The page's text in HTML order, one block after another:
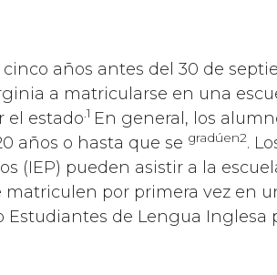
años antes del 30 de
a matricularse en una
el estado.1 En general, los
años o hasta que se gradúen2.
(IEP) pueden asistir a la
matriculen por primera vez en
de Lengua Inglesa